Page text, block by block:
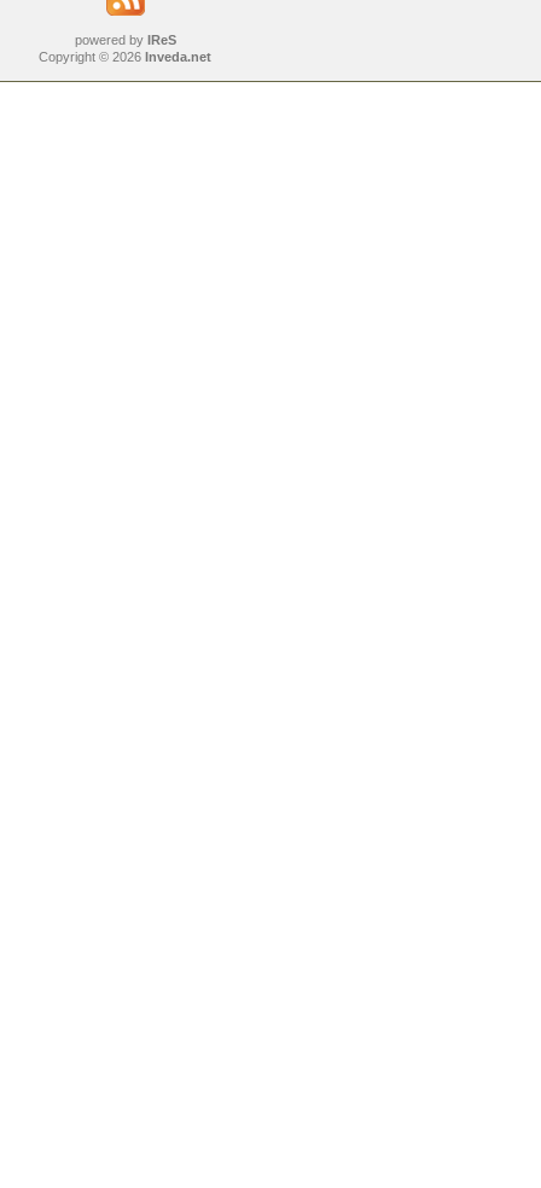
powered by IReS
Copyright © 2026 Inveda.net